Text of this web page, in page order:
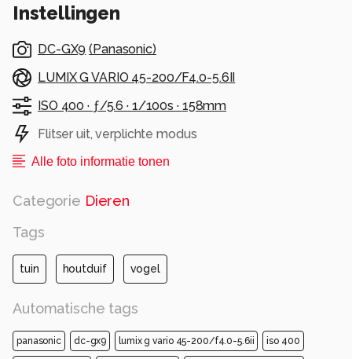
Alle rechten voorbehouden
Instellingen
DC-GX9 (Panasonic)
LUMIX G VARIO 45-200/F4.0-5.6II
ISO 400 · ƒ/5.6 · 1/100s · 158mm
Flitser uit, verplichte modus
Alle foto informatie tonen
Categorie Dieren
Tags
tuin houtduif vogel
Automatische tags
panasonic dc-gx9 lumix g vario 45-200/f4.0-5.6ii iso 400